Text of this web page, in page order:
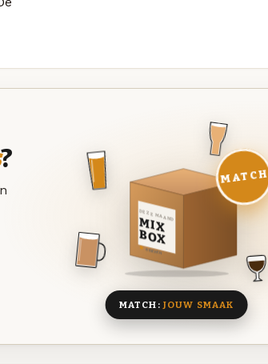
?
DEZE MAAND
MIX
BOX
8 BIEREN
MATCH
MATCH: JOUW SMAAK